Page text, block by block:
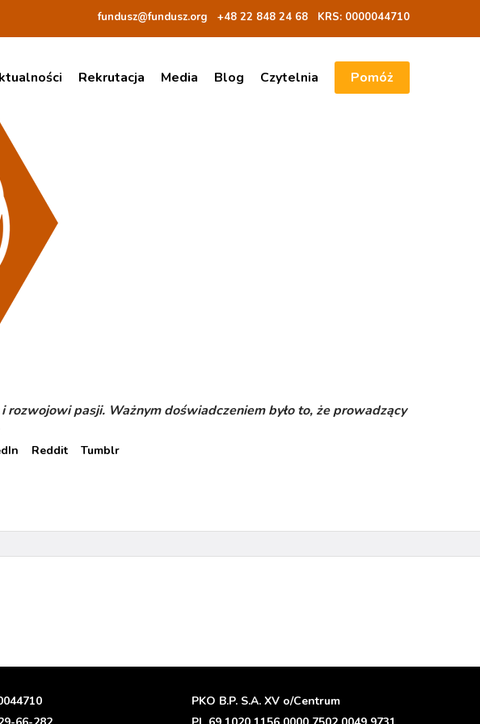
fundusz@fundusz.org +48 22 848 24 68 KRS: 0000044710
Rekrutacja Media Blog Czytelnia Pomóż
pasji. Ważnym doświadczeniem było to, że prowadzący
Reddit Tumblr
PKO B.P. S.A. XV o/Centrum